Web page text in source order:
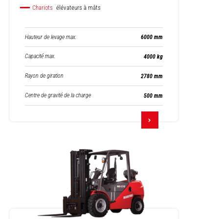
Chariots élévateurs à mâts
Hauteur de levage max. 6000 mm
Capacité max. 4000 kg
Rayon de giration 2780 mm
Centre de gravité de la charge 500 mm